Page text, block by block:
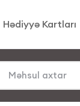
Hədiyyə Kartları